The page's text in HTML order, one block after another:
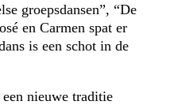
groepsdansen”, “De
en Carmen spat er
is een schot in de
nieuwe traditie